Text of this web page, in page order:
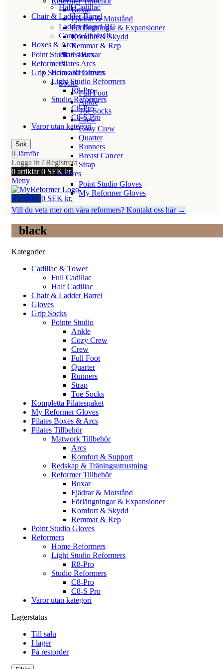
Boxar
Fjädrar & Motstånd
Förlängningar & Expansioner
Komfort & Skydd
Remmar & Rep
Point Studio Gloves
Reformers
Home Reformers
Light Studio Reformers
R8-Pro
Studio Reformers
C8-Pro
C8-S Pro
Varor utan kategori
Sök
0 Jämför
Logga in / Registrera
0 artiklar0 SEK kr.
Meny
0 artiklar0 SEK kr.
Half Cadillac
Chair & Ladder Barrel
Ladder Barrel RC
Combo Chair III
Boxes & Arcs
Pilates Boxar
Pilates Arcs
Grip Socks and Gloves
Socks
Full Foot
Ankle
Toe Socks
Crew
Cozy Crew
Quarter
Runners
Breast Cancer
Strap
Gloves
Point Studio Gloves
My Reformer Gloves
Vill du veta mer om våra reformers? Kontakt oss här →
black
Kategorier
Cadillac & Tower
Full Cadillac
Half Cadillac
Chair & Ladder Barrel
Gloves
Grip Socks
Pointe Studio
Ankle
Cozy Crew
Crew
Full Foot
Quarter
Runners
Strap
Toe Socks
Kompletta Pilatespaket
My Reformer Gloves
Pilates Boxes & Arcs
Pilates Tillbehör
Matwork Tillbehör
Arcs
Komfort & Support
Redskap & Träningsutrustning
Reformer Tillbehör
Boxar
Fjädrar & Motstånd
Förlängningar & Expansioner
Komfort & Skydd
Remmar & Rep
Point Studio Gloves
Reformers
Home Reformers
Light Studio Reformers
R8-Pro
Studio Reformers
C8-Pro
C8-S Pro
Varor utan kategori
Lagerstatus
Till salu
I lager
På restorder